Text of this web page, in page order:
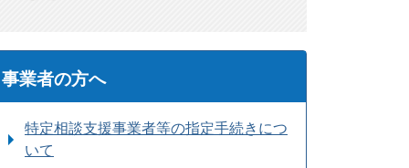
事業者の方へ
特定相談支援事業者等の指定手続きにつ
いて